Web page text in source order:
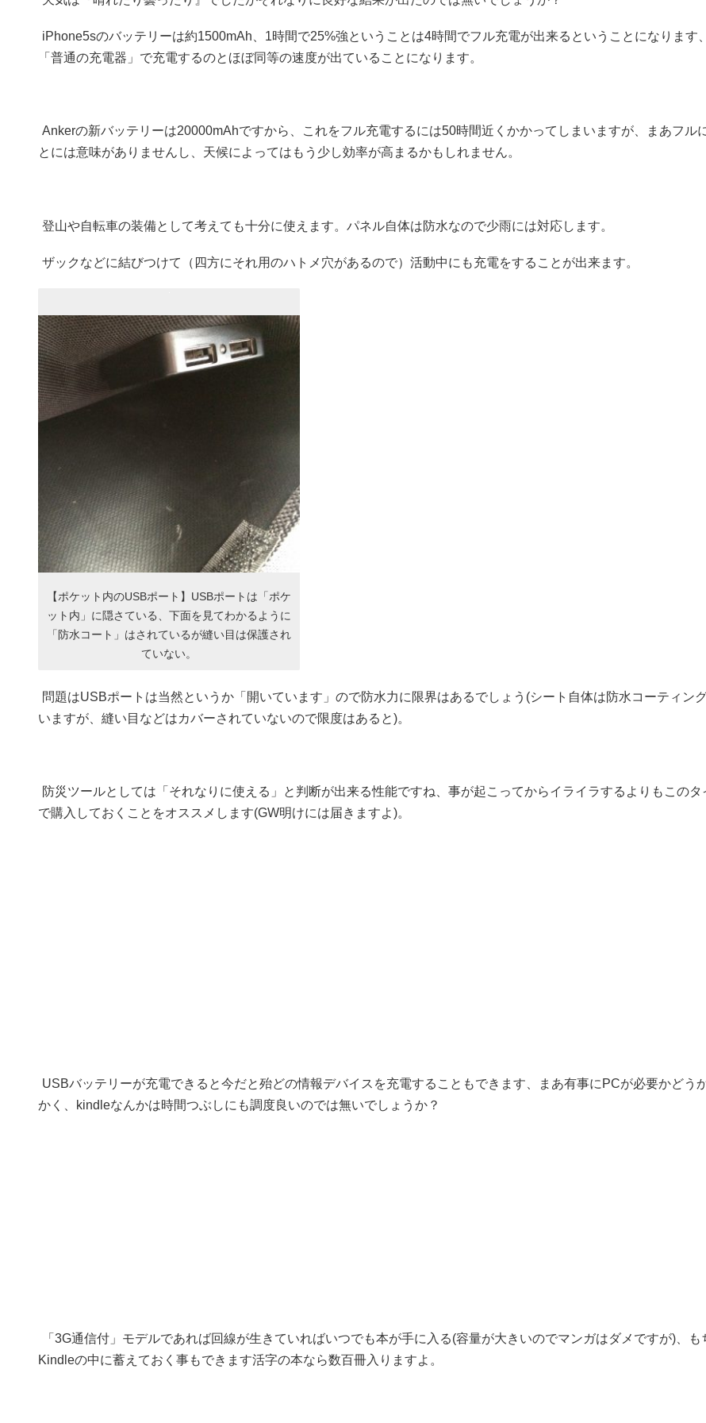
iPhone5sのバッテリーは約1500mAh、1時間で25%強ということは4時間でフル充電が出来るということになります
「普通の充電器」で充電するのとほぼ同等の速度が出ていることになります。
Ankerの新バッテリーは20000mAhですから、これをフル充電するには50時間近くかかってしまいますが、まあフル
とには意味がありませんし、天候によってはもう少し効率が高まるかもしれません。
登山や自転車の装備として考えても十分に使えます。パネル自体は防水なので少雨には対応します。
ザックなどに結びつけて（四方にそれ用のハトメ穴があるので）活動中にも充電をすることが出来ます。
【ポケット内のUSBポート】USBポートは「ポケ
ット内」に隠さている、下面を見てわかるように
「防水コート」はされているが縫い目は保護され
ていない。
問題はUSBポートは当然というか「開いています」ので防水力に限界はあるでしょう(シート自体は防水コーティン
いますが、縫い目などはカバーされていないので限度はあると)。
防災ツールとしては「それなりに使える」と判断が出来る性能ですね、事が起こってからイライラするよりもこのタ
で購入しておくことをオススメします(GW明けには届きますよ)。
USBバッテリーが充電できると今だと殆どの情報デバイスを充電することもできます、まあ有事にPCが必要かどう
かく、kindleなんかは時間つぶしにも調度良いのでは無いでしょうか？
「3G通信付」モデルであれば回線が生きていればいつでも本が手に入る(容量が大きいのでマンガはダメですが)、も
Kindleの中に蓄えておく事もできます活字の本なら数百冊入りますよ。